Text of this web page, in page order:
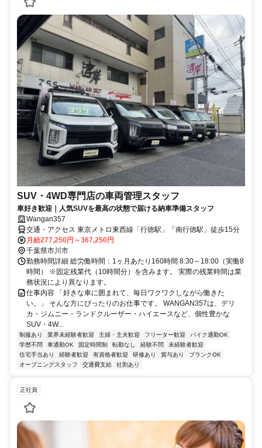
SUV・4WD専門店の車両管理スタッフ
車好き歓迎｜人気SUVを最高の状態で届ける納車準備スタッフ
Wangan357
交通・アクセス 東京メトロ東西線「行徳駅」「南行徳駅」徒歩15分
月給277,250円～367,250円
千葉県市川市
勤務時間詳細 総労働時間：1ヶ月あたり160時間 8:30～18:00（実働8
時間） ※固定残業代（10時間分）を含みます。 実際の残業時間は業
務状況により異なります。
仕事内容 「好きな車に囲まれて、毎日ワクワクしながら働きた
い。」 そんな方にぴったりのお仕事です。 WANGAN357は、デリ
カ・ジムニー・ランドクルーザー・ハイエースなど、個性豊かな
SUV・4W...
制服あり 業界未経験者歓迎 主婦・主夫歓迎 フリーター歓迎
バイク通勤OK
学歴不問
車通勤OK 固定時間制 転勤なし 経験不問
未経験者歓迎
住宅手当あり
経験者歓迎 有資格者歓迎 研修あり 賞与あり
ブランクOK
オープニングスタッフ
交通費支給 社割あり
正社員